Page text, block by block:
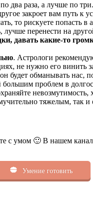
два раза, а лучше по
закроет вам путь к
то рискуете попасть
перенести на
давать какие-то
. Астрологи
не нужно его винить
будет обманывать нас,
большим проблем в
тяжелым, так
с умом 🙂 В нашем
Умение готовить